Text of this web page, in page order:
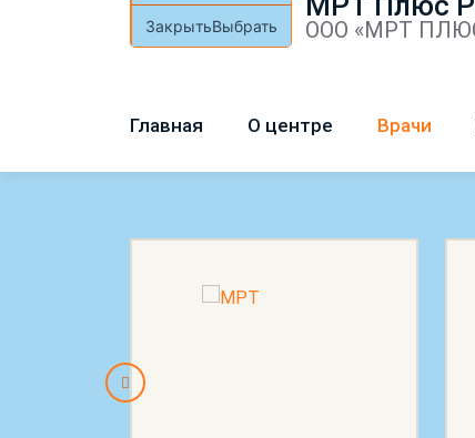
ЗакрытьВыбрать ООО «МРТ
Главная О центре Врачи